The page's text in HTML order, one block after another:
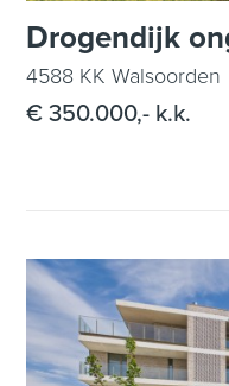
Drogendijk
4588 KK Walsoorden
€ 350.000,- k.k.